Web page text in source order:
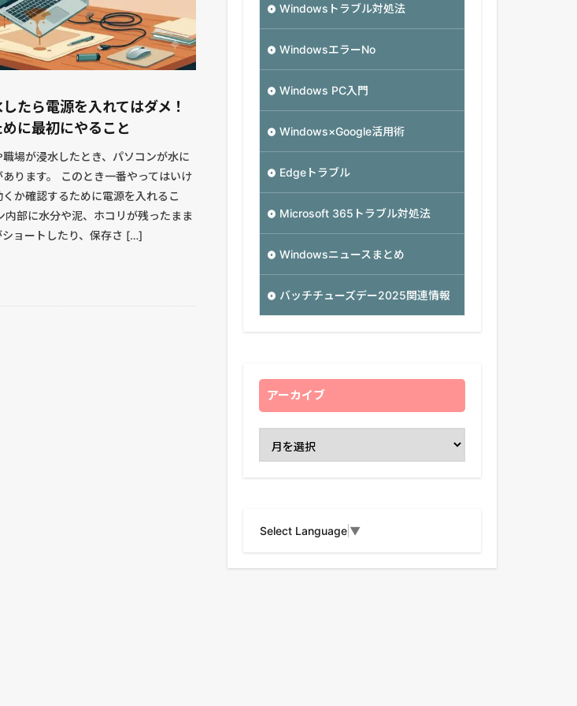
たら電源を入れてはダメ！
に最初にやること
場が浸水したとき、パソコンが水に
ります。 このとき一番やってはいけ
か確認するために電源を入れるこ
内部に水分や泥、ホコリが残ったまま
ショートしたり、保存さ […]
Windowsトラブル対処法
WindowsエラーNo
Windows PC入門
Windows×Google活用術
Edgeトラブル
Microsoft 365トラブル対処法
Windowsニュースまとめ
バッチチューズデー2025関連情報
アーカイブ
Select Language ▼